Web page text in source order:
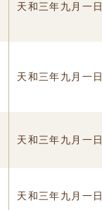
天和三年九月一日
天和三年九月一日
天和三年九月一日
天和三年九月一日